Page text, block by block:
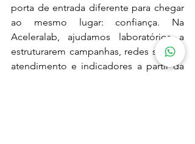
porta de entrada diferente para chegar
ao mesmo lugar: confiança. Na
Aceleralab, ajudamos laboratórios a
estruturarem campanhas, redes sociais,
atendimento e indicadores a partir da